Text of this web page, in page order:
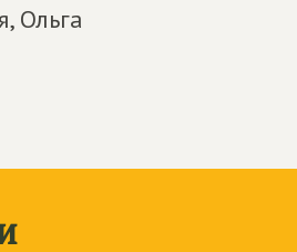
Ольга